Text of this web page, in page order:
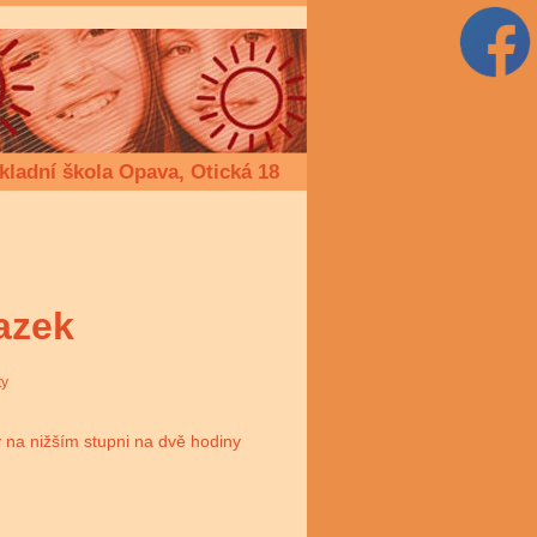
škola Opava, Otická 18
nižším stupni na dvě hodiny